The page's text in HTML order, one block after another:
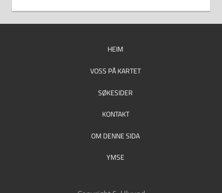
HEIM
VOSS PÅ KARTET
SØKESIDER
KONTAKT
OM DENNE SIDA
YMSE